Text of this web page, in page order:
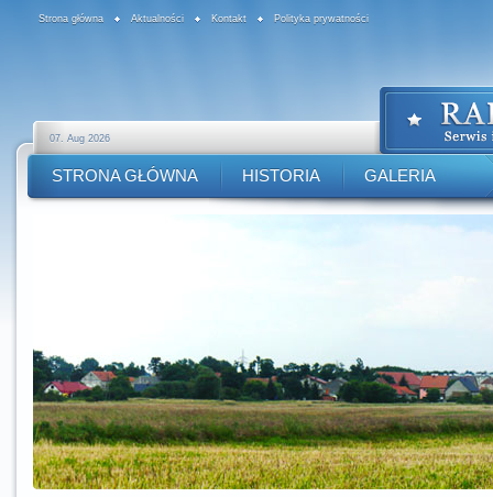
Strona główna Aktualności Kontakt Polityka prywatności
07. Aug 2026
STRONA GŁÓWNA HISTORIA GALERIA